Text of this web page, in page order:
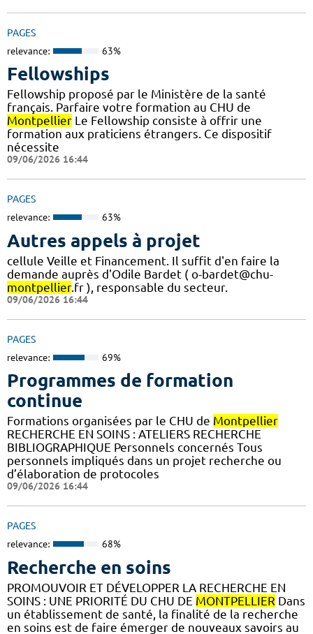
PAGES
relevance: 63%
Fellowships
Fellowship proposé par le Ministère de la santé
français. Parfaire votre formation au CHU de
Montpellier Le Fellowship consiste à offrir une
formation aux praticiens étrangers. Ce dispositif
nécessite
09/06/2026 16:44
PAGES
relevance: 63%
Autres appels à projet
cellule Veille et Financement. Il suffit d'en faire la
demande auprès d'Odile Bardet ( o-bardet@chu-
montpellier.fr ), responsable du secteur.
09/06/2026 16:44
PAGES
relevance: 69%
Programmes de formation
continue
Formations organisées par le CHU de Montpellier
RECHERCHE EN SOINS : ATELIERS RECHERCHE
BIBLIOGRAPHIQUE Personnels concernés Tous
personnels impliqués dans un projet recherche ou
d’élaboration de protocoles
09/06/2026 16:44
PAGES
relevance: 68%
Recherche en soins
PROMOUVOIR ET DÉVELOPPER LA RECHERCHE EN
SOINS : UNE PRIORITÉ DU CHU DE MONTPELLIER Dans
un établissement de santé, la finalité de la recherche
en soins est de faire émerger de nouveaux savoirs au